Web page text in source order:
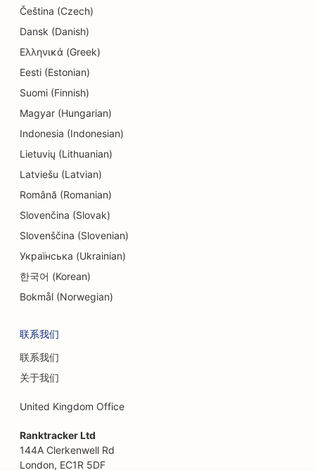
Čeština (Czech)
Dansk (Danish)
Ελληνικά (Greek)
Eesti (Estonian)
Suomi (Finnish)
Magyar (Hungarian)
Indonesia (Indonesian)
Lietuvių (Lithuanian)
Latviešu (Latvian)
Română (Romanian)
Slovenčina (Slovak)
Slovenščina (Slovenian)
Українська (Ukrainian)
한국어 (Korean)
Bokmål (Norwegian)
联系我们
联系我们
关于我们
United Kingdom Office
Ranktracker Ltd
144A Clerkenwell Rd
London, EC1R 5DF